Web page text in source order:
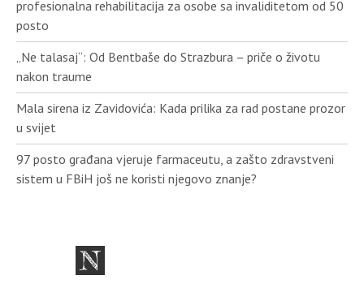
profesionalna rehabilitacija za osobe sa invaliditetom od 50
posto
„Ne talasaj“: Od Bentbaše do Strazbura – priče o životu
nakon traume
Mala sirena iz Zavidovića: Kada prilika za rad postane prozor
u svijet
97 posto građana vjeruje farmaceutu, a zašto zdravstveni
sistem u FBiH još ne koristi njegovo znanje?